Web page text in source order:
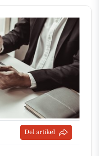
Del artikel